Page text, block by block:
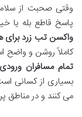
وقتی صحبت از
پاسخ قاطع بله یا
واکسن تب زرد برای
کاملاً روشن و واضح
تمام مسافران
بسیاری از کسانی
می کنند و در مناطق